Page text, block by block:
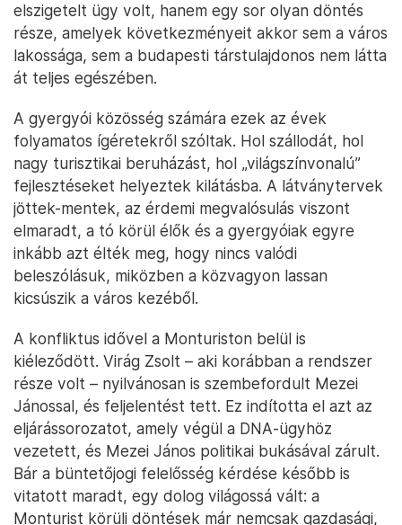
elszigetelt ügy volt, hanem egy sor olyan döntés
része, amelyek következményeit akkor sem a város
lakossága, sem a budapesti társtulajdonos nem látta
át teljes egészében.
A gyergyói közösség számára ezek az évek
folyamatos ígéretekről szóltak. Hol szállodát, hol
nagy turisztikai beruházást, hol „világszínvonalú”
fejlesztéseket helyeztek kilátásba. A látványtervek
jöttek-mentek, az érdemi megvalósulás viszont
elmaradt, a tó körül élők és a gyergyóiak egyre
inkább azt élték meg, hogy nincs valódi
beleszólásuk, miközben a közvagyon lassan
kicsúszik a város kezéből.
A konfliktus idővel a Monturiston belül is
kiéleződött. Virág Zsolt – aki korábban a rendszer
része volt – nyilvánosan is szembefordult Mezei
Jánossal, és feljelentést tett. Ez indította el azt az
eljárássorozatot, amely végül a DNA-ügyhöz
vezetett, és Mezei János politikai bukásával zárult.
Bár a büntetőjogi felelősség kérdése később is
vitatott maradt, egy dolog világossá vált: a
Monturist körüli döntések már nemcsak gazdasági,